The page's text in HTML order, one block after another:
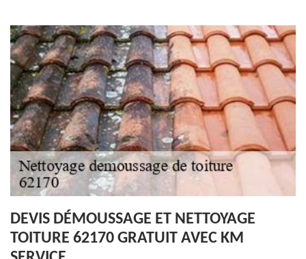
DEVIS DÉMOUSSAGE ET NETTOYAGE
TOITURE 62170 GRATUIT AVEC KM